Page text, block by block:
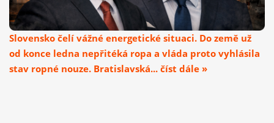
Slovensko čelí vážné energetické situaci. Do země už
od konce ledna nepřitéká ropa a vláda proto vyhlásila
stav ropné nouze. Bratislavská... číst dále »